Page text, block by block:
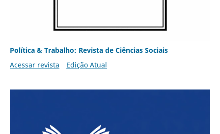
Política & Trabalho: Revista de Ciências Sociais
Acessar revista
Edição Atual